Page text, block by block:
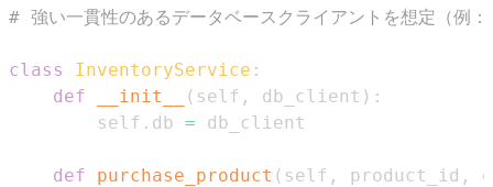
# 強い一貫性のあるデータベースクライアントを想定（例
class InventoryService :
def
__init__ ( self , db_client ) :
        self
. db =
def purchase_product ( self , product_id ,